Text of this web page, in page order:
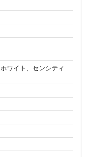
ワイト、センシティ